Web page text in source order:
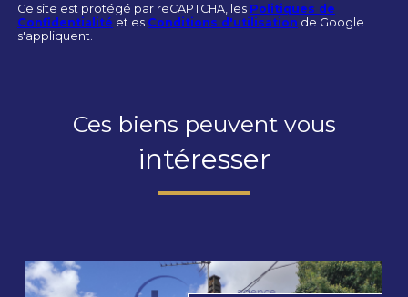
Ce site est protégé par reCAPTCHA, les Politiques de
Confidentialité et es Conditions d'utilisation de Google
s'appliquent.
Ces biens peuvent vous
intéresser